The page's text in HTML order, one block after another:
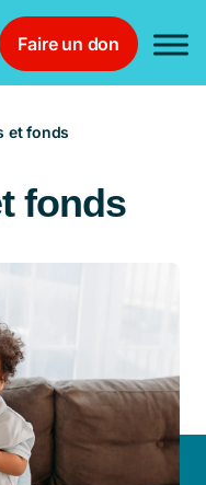
Faire un don
et fonds
fonds